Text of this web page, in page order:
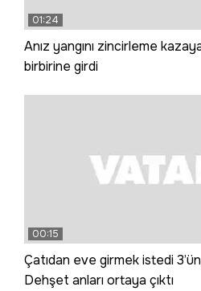
01:24
Anız yangını zincirleme
birbirine girdi
00:15
Çatıdan eve girmek istedi
Dehşet anları ortaya çıktı